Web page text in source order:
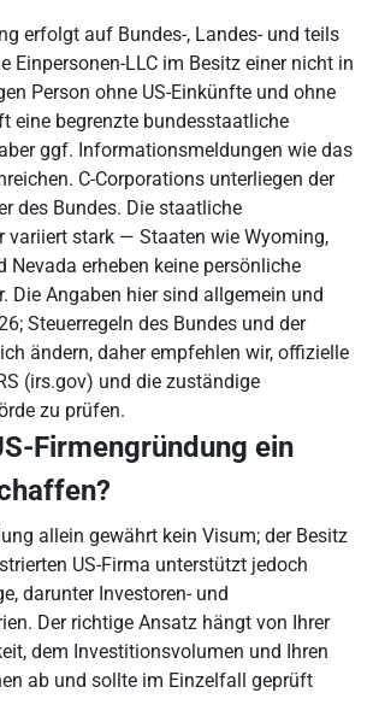
erfolgt auf Bundes-, Landes- und teils
Einpersonen-LLC im Besitz einer nicht in
Person ohne US-Einkünfte und ohne
eine begrenzte bundesstaatliche
ggf. Informationsmeldungen wie das
C-Corporations unterliegen der
des Bundes. Die staatliche
variiert stark — Staaten wie Wyoming,
Nevada erheben keine persönliche
Die Angaben hier sind allgemein und
Steuerregeln des Bundes und der
ändern, daher empfehlen wir, offizielle
(irs.gov) und die zuständige
zu prüfen.
Firmengründung ein
allein gewährt kein Visum; der Besitz
US-Firma unterstützt jedoch
darunter Investoren- und
Der richtige Ansatz hängt von Ihrer
dem Investitionsvolumen und Ihren
ab und sollte im Einzelfall geprüft